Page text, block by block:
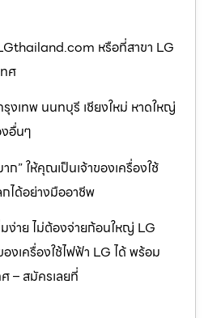
หรือที่สาขา LG
ศ
เทพ นนทบุรี เชียงใหม่ หาดใหญ่
งอื่นๆ
ก” ให้คุณเป็นเจ้าของเครื่องใช้
ได้อย่างมืออาชีพ
มง่าย ไม่ต้องจ่ายก้อนใหญ่ LG
งเครื่องใช้ไฟฟ้า LG ได้ พร้อม
– สมัครเลยที่